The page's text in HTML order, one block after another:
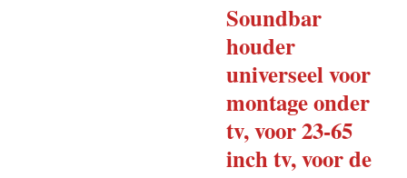
Soundbar
houder
universeel voor
montage onder
tv, voor 23-65
inch tv, voor de